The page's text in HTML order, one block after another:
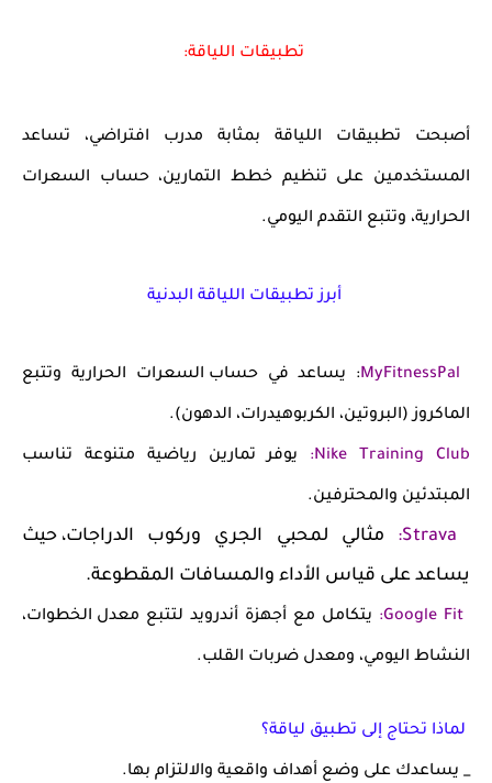
تطبيقات اللياقة:
أصبحت تطبيقات اللياقة بمثابة مدرب افتراضي، تساعد
المستخدمين على تنظيم خطط التمارين، حساب السعرات
الحرارية، وتتبع التقدم اليومي.
أبرز تطبيقات اللياقة البدنية
MyFitnessPal: يساعد فيحساب السعرات الحرارية وتتبع
الماكروز(البروتين، الكربوهيدرات، الدهون).
Nike Training Club
: يوفر تمارين رياضية متنوعة تناسب
المبتدئين والمحترفين.
Strava
: مثالي لمحبي الجري وركوب الدراجات، حيث
يساعد على قياس الأداء والمسافات المقطوعة.
Google Fit
: يتكامل مع أجهزة أندرويد لتتبع معدل الخطوات،
النشاط اليومي، ومعدل ضربات القلب.
لماذا تحتاج إلى تطبيق لياقة؟
_ يساعدك على وضع أهداف واقعية والالتزام بها.